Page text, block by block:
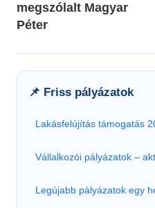
megszólalt Magyar
Péter
📌 Friss pályázatok
Lakásfelújítás támogatás
Vállalkozói pályázatok –
Legújabb pályázatok egy